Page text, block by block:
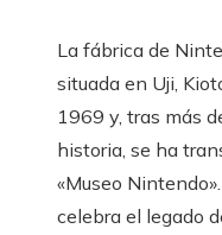
La fábrica de
situada en Uji,
1969 y, tras más
historia, se ha
«Museo
celebra el legado